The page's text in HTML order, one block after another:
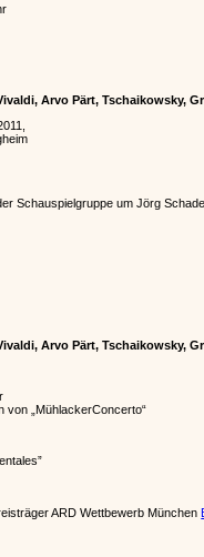
Arvo Pärt, Tschaikowsky,
Schauspielgruppe um Jörg
Arvo Pärt, Tschaikowsky,
von „MühlackerConcerto“
ARD Wettbewerb München